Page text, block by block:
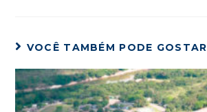
VOCÊ TAMBÉM PODE GOSTAR